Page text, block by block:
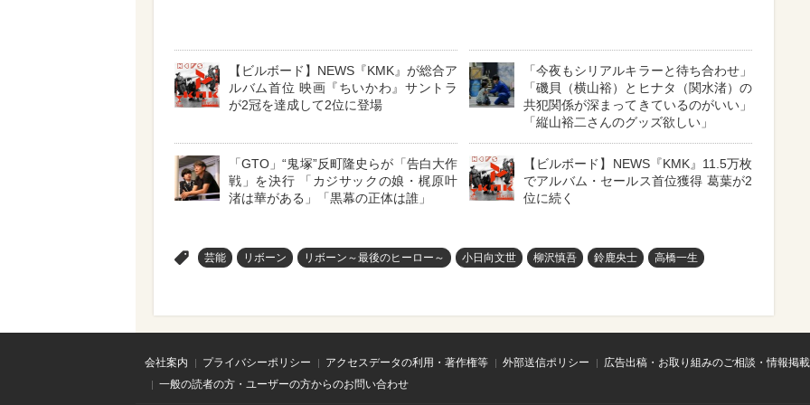
【ビルボード】NEWS『KMK』が総合ア
ルバム首位 映画『ちいかわ』サントラ
が2冠を達成して2位に登場
「今夜もシリアルキラーと待ち合わせ」
「磯貝（横山裕）とヒナタ（関水渚）の
共犯関係が深まってきているのがいい」
「縦山裕二さんのグッズ欲しい」
「GTO」“鬼塚”反町隆史らが「告白大作
戦」を決行 「カジサックの娘・梶原叶
渚は華がある」「黒幕の正体は誰」
【ビルボード】NEWS『KMK』11.5万枚
でアルバム・セールス首位獲得 葛葉が2
位に続く
芸能 リボーン リボーン～最後のヒーロー～ 小日向文世 柳沢慎吾 鈴鹿央士 高橋一生
会社案内 プライバシーポリシー アクセスデータの利用・著作権等 外部送信ポリシー
広告出稿・お取り組みのご相談・情報掲
一般の読者の方・ユーザーの方からのお問い合わせ